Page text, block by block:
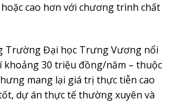
cao hơn với chương trình chất
Trường Đại học Trưng Vương nổi
khoảng 30 triệu đồng/năm – thuộc
mang lại giá trị thực tiễn cao
dự án thực tế thường xuyên và